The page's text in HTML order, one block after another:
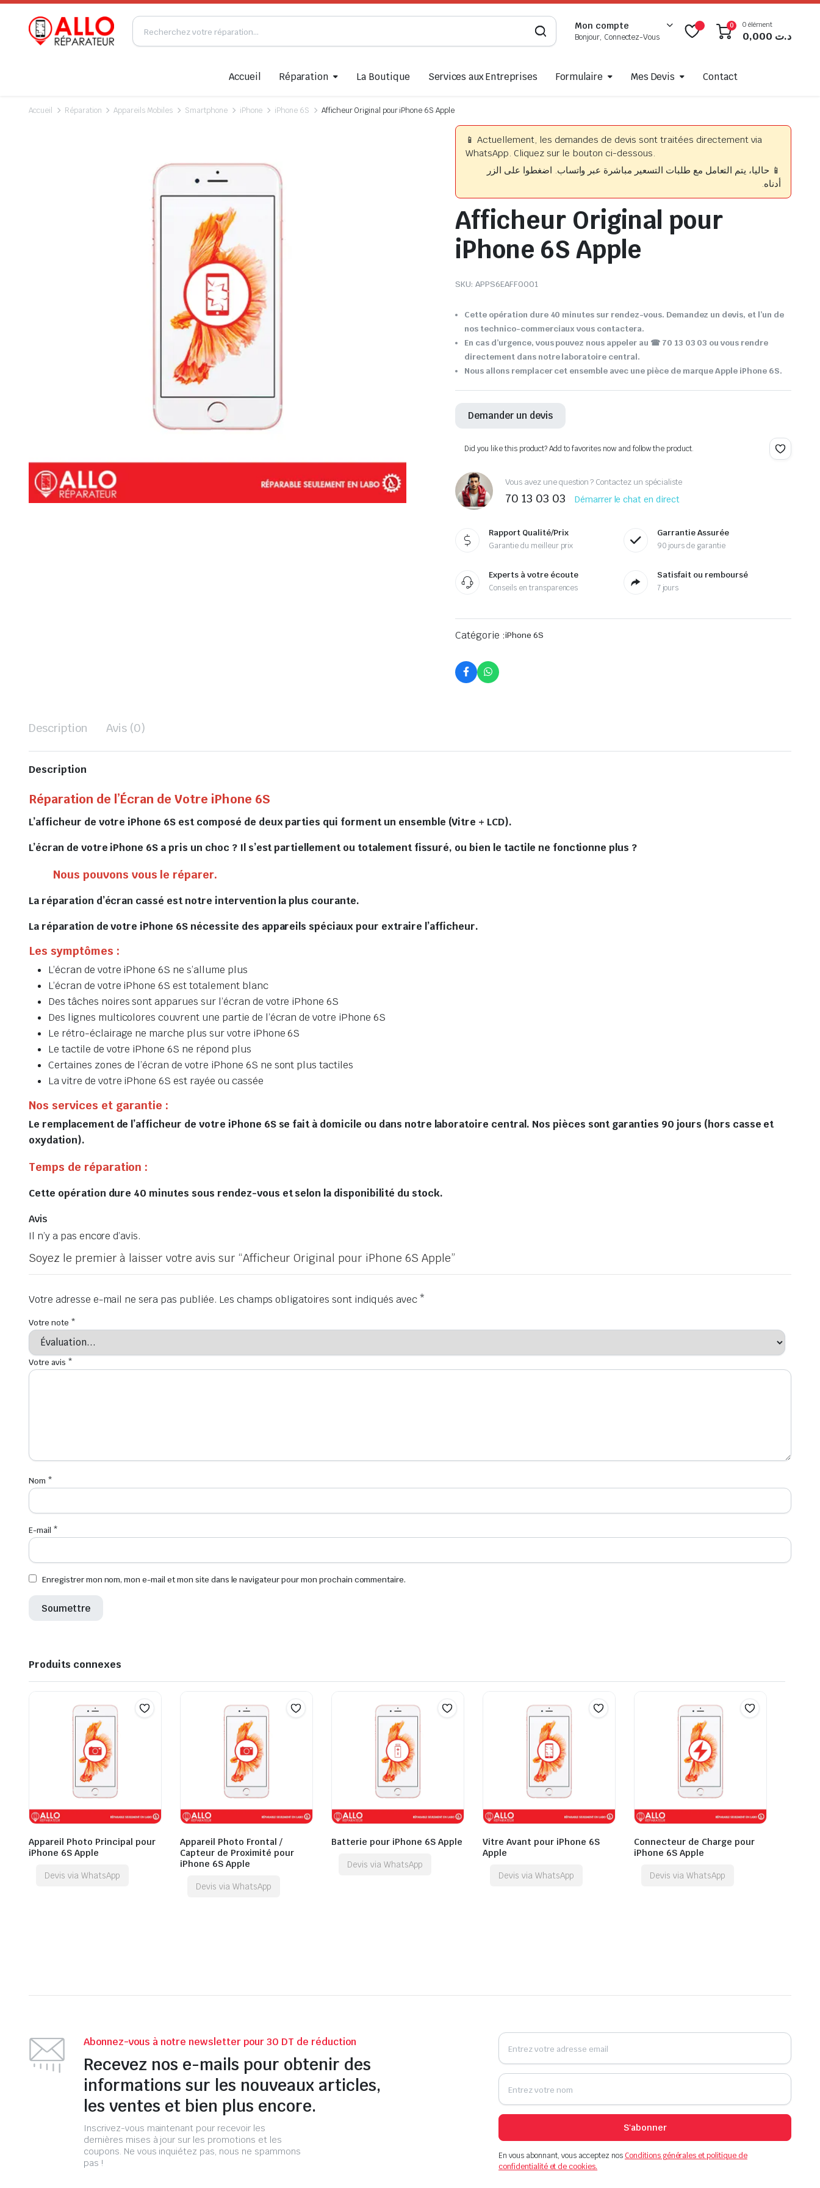
Mon compte
Bonjour, Connectez-Vous
0 0 élément
د.ت
Accueil Réparation La Boutique Services aux Entreprises Formulaire Mes Devis Contact
Accueil Réparation Appareils Mobiles Smartphone iPhone iPhone 6S Afficheur Original pour iPhone 6S Apple
📱 Actuellement, les demandes de devis sont traitées directement via
WhatsApp. Cliquez sur le bouton ci-dessous.
📱 حاليا، يتم التعامل مع طلبات التسعير مباشرة عبر واتساب. اضغطوا على الزر
أدناه.
Afficheur Original pour
iPhone 6S Apple
SKU: APPS6EAFF0001
Cette opération dure 40 minutes sur rendez-vous. Demandez un devis, et l’un de
nos technico-commerciaux vous contactera.
En cas d’urgence, vous pouvez nous appeler au ☎ 70 13 03 03 ou vous rendre
directement dans notre laboratoire central.
Nous allons remplacer cet ensemble avec une pièce de marque Apple iPhone 6S.
Demander un devis
Did you like this product? Add to favorites now and follow the product.
Vous avez une question ? Contactez un spécialiste
70 13 03 03 Démarrer le chat en direct
Rapport Qualité/Prix
Garantie du meilleur prix
Garrantie Assurée
90 jours de garantie
Experts à votre écoute
Conseils en transparences
Satisfait ou remboursé
7 jours
Catégorie :iPhone 6S
Description Avis (0)
Description
Réparation de l’Écran de Votre iPhone 6S
L’afficheur de votre iPhone 6S est composé de deux parties qui forment un ensemble (Vitre + LCD).
L’écran de votre iPhone 6S a pris un choc ? Il s’est partiellement ou totalement fissuré, ou bien le tactile ne fonctionne plus ?
Nous pouvons vous le réparer.
La réparation d’écran cassé est notre intervention la plus courante.
La réparation de votre iPhone 6S nécessite des appareils spéciaux pour extraire l’afficheur.
Les symptômes :
L’écran de votre iPhone 6S ne s’allume plus
L’écran de votre iPhone 6S est totalement blanc
Des tâches noires sont apparues sur l’écran de votre iPhone 6S
Des lignes multicolores couvrent une partie de l’écran de votre iPhone 6S
Le rétro-éclairage ne marche plus sur votre iPhone 6S
Le tactile de votre iPhone 6S ne répond plus
Certaines zones de l’écran de votre iPhone 6S ne sont plus tactiles
La vitre de votre iPhone 6S est rayée ou cassée
Nos services et garantie :
Le remplacement de l’afficheur de votre iPhone 6S se fait à domicile ou dans notre laboratoire central. Nos pièces sont garanties 90 jours (hors casse et
oxydation).
Temps de réparation :
Cette opération dure 40 minutes sous rendez-vous et selon la disponibilité du stock.
Avis
Il n’y a pas encore d’avis.
Soyez le premier à laisser votre avis sur “Afficheur Original pour iPhone 6S Apple”
Votre adresse e-mail ne sera pas publiée. Les champs obligatoires sont indiqués avec*
Votre note *
Votre avis *
Nom *
E-mail *
Enregistrer mon nom, mon e-mail et mon site dans le navigateur pour mon prochain commentaire.
Produits connexes
Appareil Photo Principal pour
iPhone 6S Apple
Devis via WhatsApp
Appareil Photo Frontal /
Capteur de Proximité pour
iPhone 6S Apple
Devis via WhatsApp
Batterie pour iPhone 6S Apple
Devis via WhatsApp
Vitre Avant pour iPhone 6S
Apple
Devis via WhatsApp
Connecteur de Charge pour
iPhone 6S Apple
Devis via WhatsApp
Abonnez-vous à notre newsletter pour 30 DT de réduction
Recevez nos e-mails pour obtenir des
informations sur les nouveaux articles,
les ventes et bien plus encore.
Inscrivez-vous maintenant pour recevoir les
dernières mises à jour sur les promotions et les
coupons. Ne vous inquiétez pas, nous ne spammons
pas !
S'abonner
En vous abonnant, vous acceptez nosConditions générales et politique de
confidentialité et de cookies.